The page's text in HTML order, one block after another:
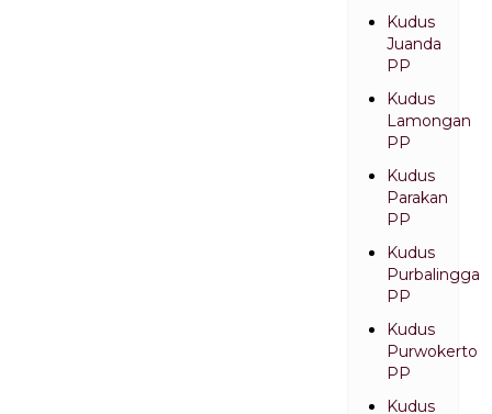
Kudus
Juanda
PP
Kudus
Lamongan
PP
Kudus
Parakan
PP
Kudus
Purbalingga
PP
Kudus
Purwokerto
PP
Kudus